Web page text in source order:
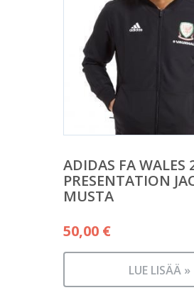
ADIDAS FA WALES
PRESENTATION
MUSTA
50,00 €
LUE LISÄÄ »